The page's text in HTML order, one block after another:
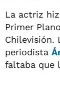
La actriz
Primer
Chilevisión.
periodista
faltaba que